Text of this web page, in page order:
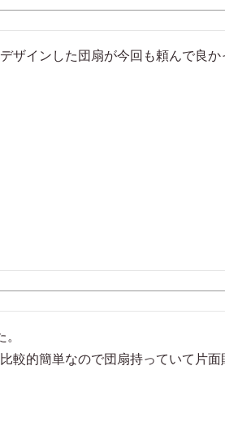
インした団扇が今回も頼んで良か
較的簡単なので団扇持っていて片